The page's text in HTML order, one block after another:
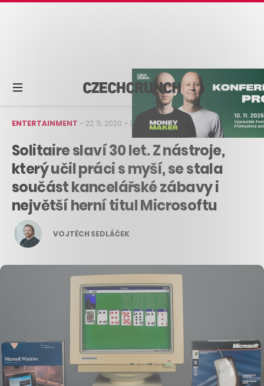
ENTERTAINMENT – 22. 5. 2020 –3 min čtení
Solitaire slaví 30 let. Z nástroje,
který učil práci s myší, se stala
součást kancelářské zábavy i
největší herní titul Microsoftu
VOJTĚCH SEDLÁČEK